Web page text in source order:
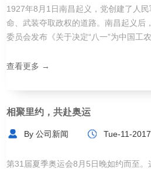
1927年8月1日南昌起义，党创建了人
命、武装夺取政权的道路。南昌起义后
委员会发布《关于决定“八一”为中国工
查看更多 →
相聚里约，共赴奥运
By 公司新闻 Tue-11-2017
第31届夏季奥运会8月5日晚如约而至